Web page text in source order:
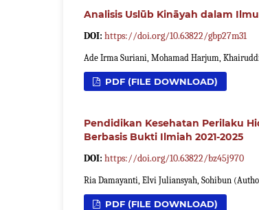
Analisis Uslūb Kināyah dalam
DOI: https://doi.org/10.63822/gbp27m31
Ade Irma Suriani, Mohamad Harjum,
PDF (FILE DOWNLOAD)
Pendidikan Kesehatan Perilaku
Berbasis Bukti Ilmiah 2021-2025
DOI: https://doi.org/10.63822/bz45j970
Ria Damayanti, Elvi Juliansyah, Sohibun
PDF (FILE DOWNLOAD)